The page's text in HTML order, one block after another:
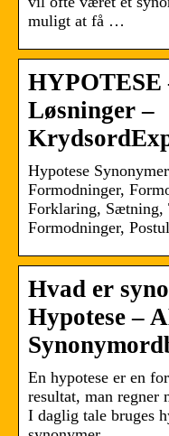
muligt at få …
Løsninger –
Hypotese
Formodninger,
Forklaring, Sætning,
Formodninger,
Hvad er
Hypotese –
En hypotese er en
resultat, man
I daglig tale bruges